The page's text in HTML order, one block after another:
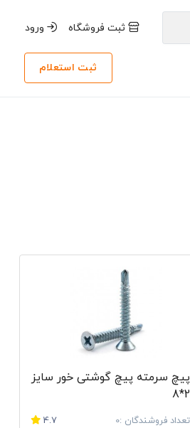
ثبت فروشگاه ورود
ثبت استعلام
پیچ سرمته پیچ گوشتی خور سایز
2*8
تعداد فروشندگان :0 4.7